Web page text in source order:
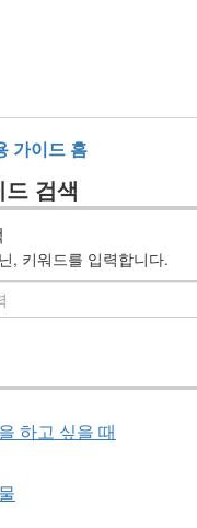
가이드 홈
드 검색
, 키워드를 입력합니다.
하고 싶을 때